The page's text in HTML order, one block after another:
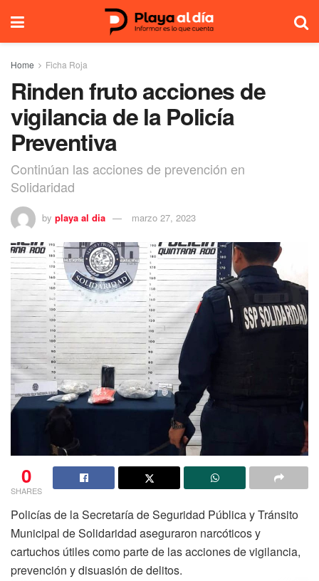
Home Ficha Roja
Rinden fruto acciones de
vigilancia de la Policía
Preventiva
Continúan las acciones de prevención en
Solidaridad
by playa al dia marzo 27, 2023
0
SHARES
Policías de la Secretaría de Seguridad Pública y Tránsito
Municipal de Solidaridad aseguraron narcóticos y
cartuchos útiles como parte de las acciones de vigilancia,
prevención y disuasión de delitos.